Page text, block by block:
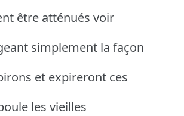
être atténués voir
simplement la façon
et expireront ces
les vieilles